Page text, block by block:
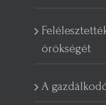
örökségét
A